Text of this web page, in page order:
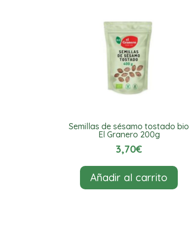
Semillas de sésamo tostado bio
El Granero 200g
3,70€
Añadir al carrito